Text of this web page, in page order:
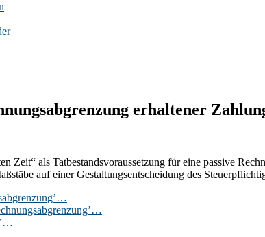
erhaltener
Zeit“ als Tatbestandsvoraussetzung für eine passive
auf einer Gestaltungsentscheidung des